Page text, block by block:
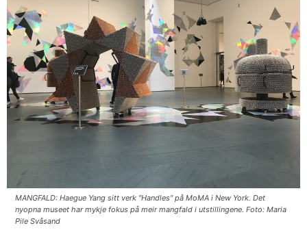
MANGFALD: Haegue Yang sitt verk "Handles" på MoMA i New York. Det
nyopna museet har mykje fokus på meir mangfald i utstillingene. Foto: Maria
Pile Svåsand